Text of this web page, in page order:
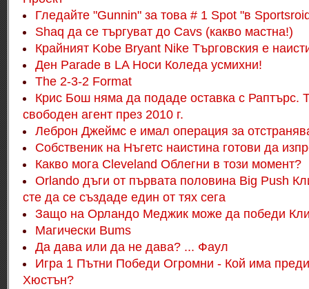
Гледайте "Gunnin" за това # 1 Spot "в
Shaq да се търгуват до Cavs (какво мастна!)
Крайният Kobe Bryant Nike Търговския е
Ден Parade в LA Носи Коледа усмихни!
The 2-3-2 Format
Крис Бош няма да подаде оставка с Раптърс.
свободен агент през 2010 г.
Леброн Джеймс е имал операция за
Собственик на Нъгетс наистина готови да
Какво мога Cleveland Облегни в този момент?
Orlando дъги от първата половина Big Push
сте да се създаде един от тях сега
Защо на Орландо Меджик може да победи
Магически Bums
Да дава или да не дава? ... Фаул
Игра 1 Пътни Победи Огромни - Кой има
Хюстън?